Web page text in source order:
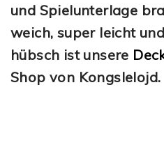
und Spielunterlage
weich, super leicht
hübsch ist unsere
Shop von Kongslelojd.